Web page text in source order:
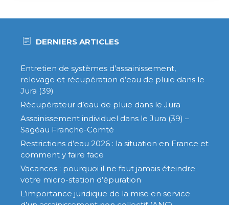
DERNIERS ARTICLES
Entretien de systèmes d’assainissement,
relevage et récupération d’eau de pluie dans le
Jura (39)
Récupérateur d’eau de pluie dans le Jura
Assainissement individuel dans le Jura (39) –
Sagéau Franche-Comté
Restrictions d’eau 2026 : la situation en France et
comment y faire face
Vacances : pourquoi il ne faut jamais éteindre
votre micro-station d’épuration
L’importance juridique de la mise en service